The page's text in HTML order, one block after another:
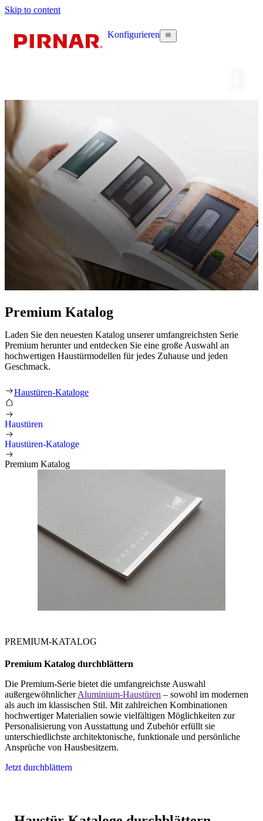
Skip to content
Konfigurieren
Premium Katalog
Laden Sie den neuesten Katalog unserer umfangreichsten Serie
Premium herunter und entdecken Sie eine große Auswahl an
hochwertigen Haustürmodellen für jedes Zuhause und jeden
Geschmack.
Premium Katalog
Haustüren-Kataloge
Haustüren
Haustüren-Kataloge
Premium Katalog
PREMIUM-KATALOG
Premium Katalog durchblättern
Die Premium-Serie bietet die umfangreichste Auswahl
außergewöhnlicherAluminium-Haustüren – sowohl im modernen
als auch im klassischen Stil. Mit zahlreichen Kombinationen
hochwertiger Materialien sowie vielfältigen Möglichkeiten zur
Personalisierung von Ausstattung und Zubehör erfüllt sie
unterschiedlichste architektonische, funktionale und persönliche
Ansprüche von Hausbesitzern.
Jetzt durchblättern